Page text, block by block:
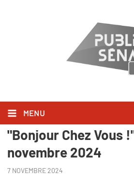
MENU
Hubert Védrine l'a dit
"Bonjour Chez Vous
novembre 2024
7 NOVEMBRE 2024